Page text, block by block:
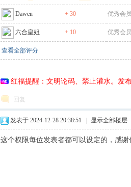
Dawen + 30 优秀会
六合皇姐 + 10 优秀会
查看全部评分
红福提醒：文明论码、禁止灌水。发
回复
发表于 2024-12-28 20:38:51 显示全部楼层
这个权限每位发表者都可以设定的，感谢